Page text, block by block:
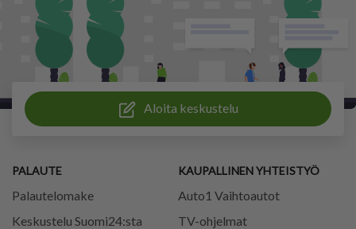
Aloita keskustelu
PALAUTE
Palautelomake
Keskustelu Suomi24:sta
KAUPALLINEN YHTEISTYÖ
Auto1 Vaihtoautot
TV-ohjelmat